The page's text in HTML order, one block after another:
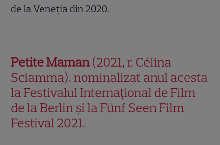
de la Veneția din 2020.
Petite Maman(2021, r. Célina
Sciamma), nominalizat anul acesta
la Festivalul Internațional de Film
de la Berlin și la Fünf Seen Film
Festival 2021.